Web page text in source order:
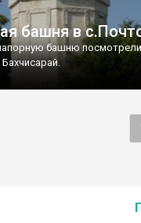
башня в
башню